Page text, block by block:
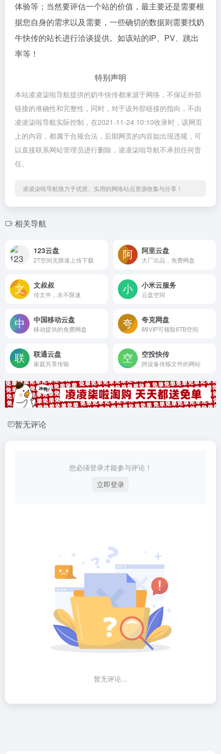
体验等；当然要评估一个站的价值，最主要还是需要根
据您自身的需求以及需要，一些确切的数据则需要找奶
牛快传的站长进行洽谈提供。如该站的IP、PV、跳出
率等！
特别声明
本站凌凌柒啦导航提供的奶牛快传都来源于网络，不保证外部
链接的准确性和完整性，同时，对于该外部链接的指向，不由
凌凌柒啦导航实际控制，在2021-11-24 10:10收录时，该网页
上的内容，都属于合规合法，后期网页的内容如出现违规，可
以直接联系网站管理员进行删除，凌凌柒啦导航不承担任何责
任。
凌凌柒啦导航致力于优质、实用的网络站点资源收集与分享！
相关导航
123云盘
2T空间无限速上传下载
阿里云盘
大厂出品，免费网盘
文叔叔
传文件，永不限速
小米云服务
云盘空间
中国移动云盘
移动提供的免费网盘
夸克网盘
88VIP可领取6TB空间
联通云盘
家庭共享传输
空投快传
跨设备传输文件的网站
暂无评论
您必须登录才能参与评论！
立即登录
暂无评论...